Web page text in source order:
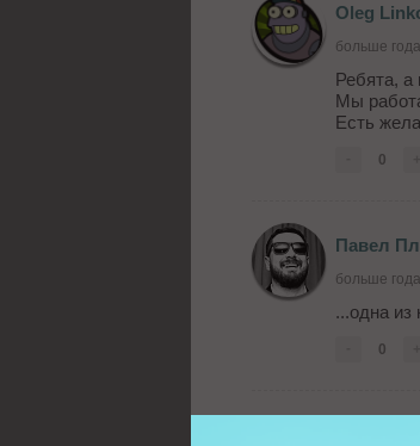
Oleg
больше
Ребята, а
Мы
Есть
0
Павел
больше
...одна из
0